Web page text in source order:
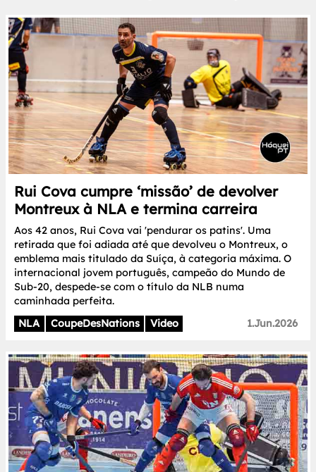
Rui Cova cumpre ‘missão’ de devolver
Montreux à NLA e termina carreira
Aos 42 anos, Rui Cova vai 'pendurar os patins'. Uma
retirada que foi adiada até que devolveu o Montreux, o
emblema mais titulado da Suíça, à categoria máxima. O
internacional jovem português, campeão do Mundo de
Sub-20, despede-se com o título da NLB numa
caminhada perfeita.
NLA
CoupeDesNations Video 1.Jun.2026